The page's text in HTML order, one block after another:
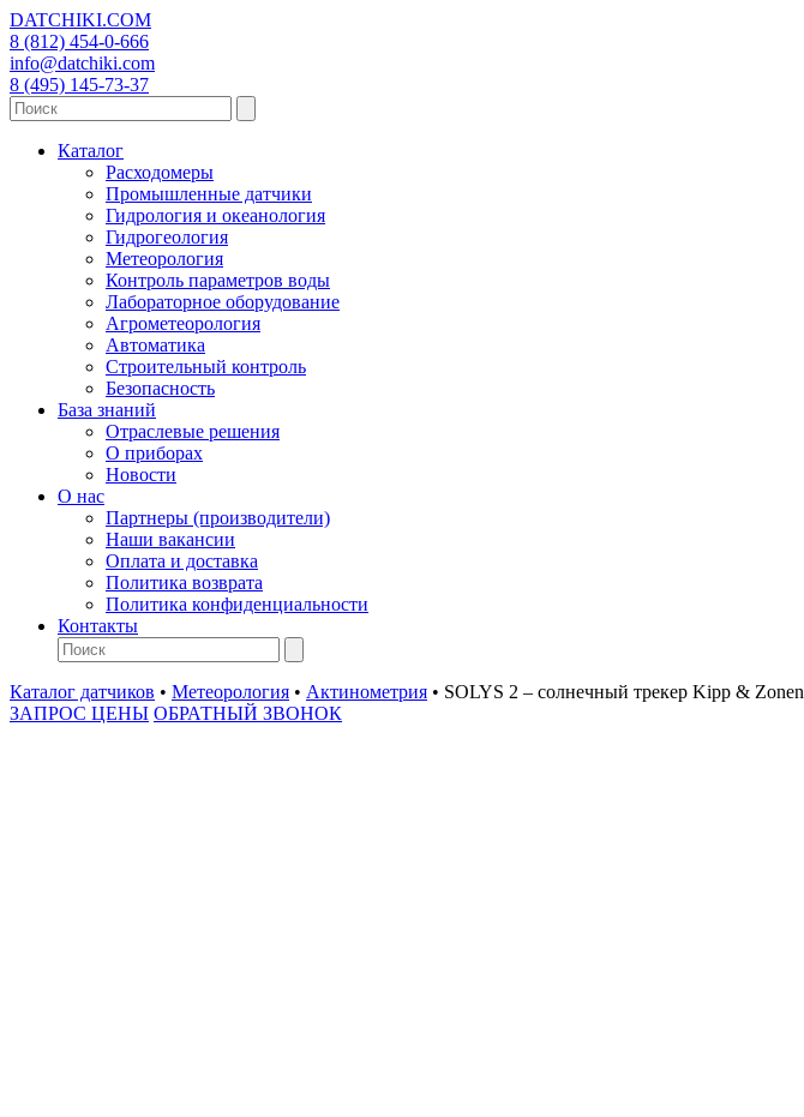
DATCHIKI.COM
8 (812) 454-0-666
info@datchiki.com
8 (495) 145-73-37
Каталог
Расходомеры
Промышленные датчики
Гидрология и океанология
Гидрогеология
Метеорология
Контроль параметров воды
Лабораторное оборудование
Агрометеорология
Автоматика
Строительный контроль
Безопасность
База знаний
Отраслевые решения
О приборах
Новости
О нас
Партнеры (производители)
Наши вакансии
Оплата и доставка
Политика возврата
Политика конфиденциальности
Контакты
Каталог датчиков • Метеорология • Актинометрия • SOLYS 2 – солнечный трекер Kipp & Zonen
ЗАПРОС ЦЕНЫ ОБРАТНЫЙ ЗВОНОК